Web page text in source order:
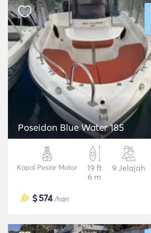
Poseidon Blue Water 185
Kapal Pesiar Motor
19 ft
6 m
9 Jelajah
$574/hari